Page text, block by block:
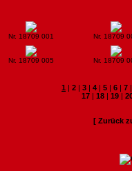
Nr. 18709 001 Nr. 18709
Nr. 18709 005 Nr. 18709
1 | 2 | 3 | 4 | 5 | 6 | 7 |
17 | 18 | 19 |
[ Zurück